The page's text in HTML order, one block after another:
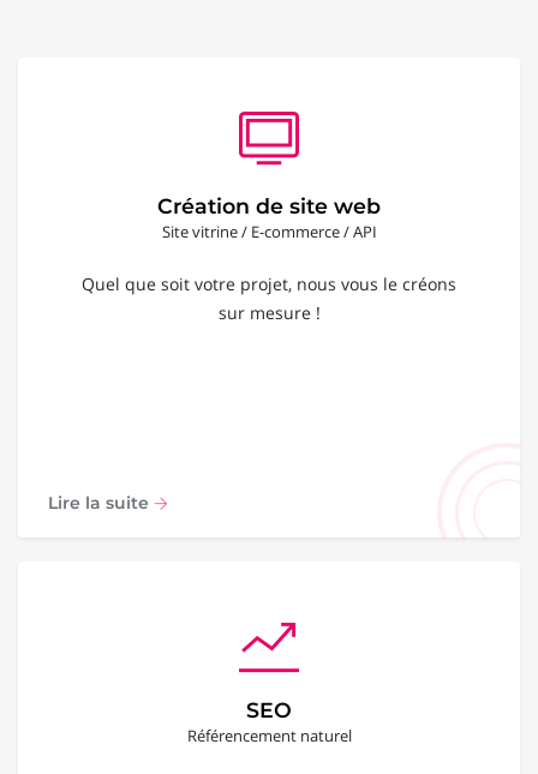
Création de site web
Site vitrine / E-commerce / API
Quel que soit votre projet, nous vous le créons
sur mesure !
Lire la suite
SEO
Référencement naturel